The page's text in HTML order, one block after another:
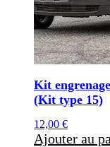
Kit
(Kit type 15)
12,00 €
Ajouter au